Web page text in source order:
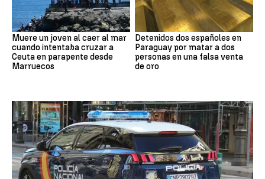
Muere un joven al caer al mar
cuando intentaba cruzar a
Ceuta en parapente desde
Marruecos
Detenidos dos españoles en
Paraguay por matar a dos
personas en una falsa venta
de oro